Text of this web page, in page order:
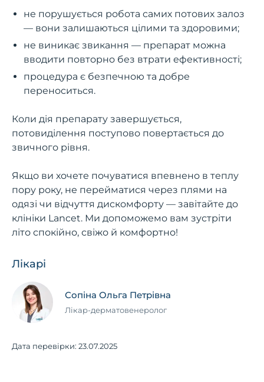
не порушується робота самих потових залоз
— вони залишаються цілими та здоровими;
не виникає звикання — препарат можна
вводити повторно без втрати ефективності;
процедура є безпечною та добре
переноситься.
Коли дія препарату завершується,
потовиділення поступово повертається до
звичного рівня.
Якщо ви хочете почуватися впевнено в теплу
пору року, не перейматися через плями на
одязі чи відчуття дискомфорту — завітайте до
клініки Lancet. Ми допоможемо вам зустріти
літо спокійно, свіжо й комфортно!
Лікарі
Сопіна Ольга Петрівна
Лікар-дерматовенеролог
Дата перевірки: 23.07.2025